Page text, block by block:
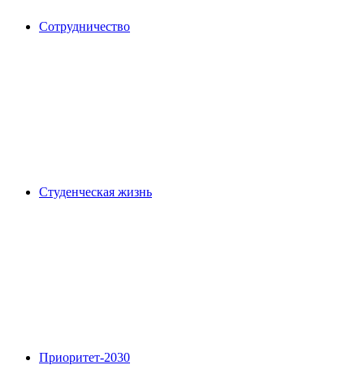
Сотрудничество
Студенческая жизнь
Приоритет-2030